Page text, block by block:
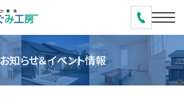
お知らせ＆イベント情報